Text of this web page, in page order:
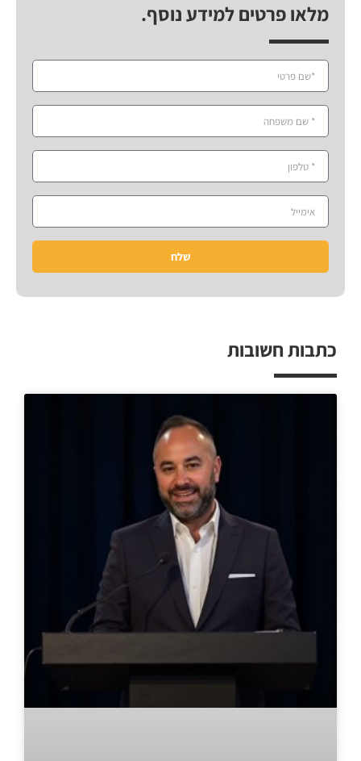
מלאו פרטים למידע נוסף.
שלח
כתבות חשובות